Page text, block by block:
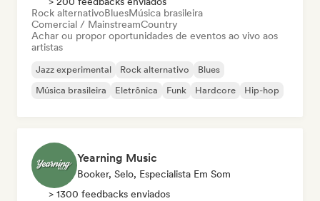
Rock alternativoBluesMúsica brasileira
Comercial / MainstreamCountry
Achar ou propor oportunidades de eventos ao vivo aos
artistas
Jazz experimental Rock alternativo
Blues
Música brasileira
Eletrônica Funk Hardcore Hip-hop
Yearning Music
Booker, Selo, Especialista Em Som
> 1300 feedbacks enviados